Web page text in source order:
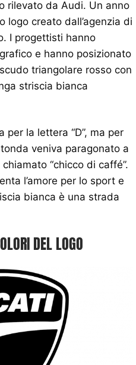
rilevato da Audi. Un anno
logo creato dall’agenzia di
I progettisti hanno
e hanno posizionato
triangolare rosso con
striscia bianca
la lettera “D”, ma per
veniva paragonato a
“chicco di caffé”.
l’amore per lo sport e
bianca è una strada
DEL LOGO